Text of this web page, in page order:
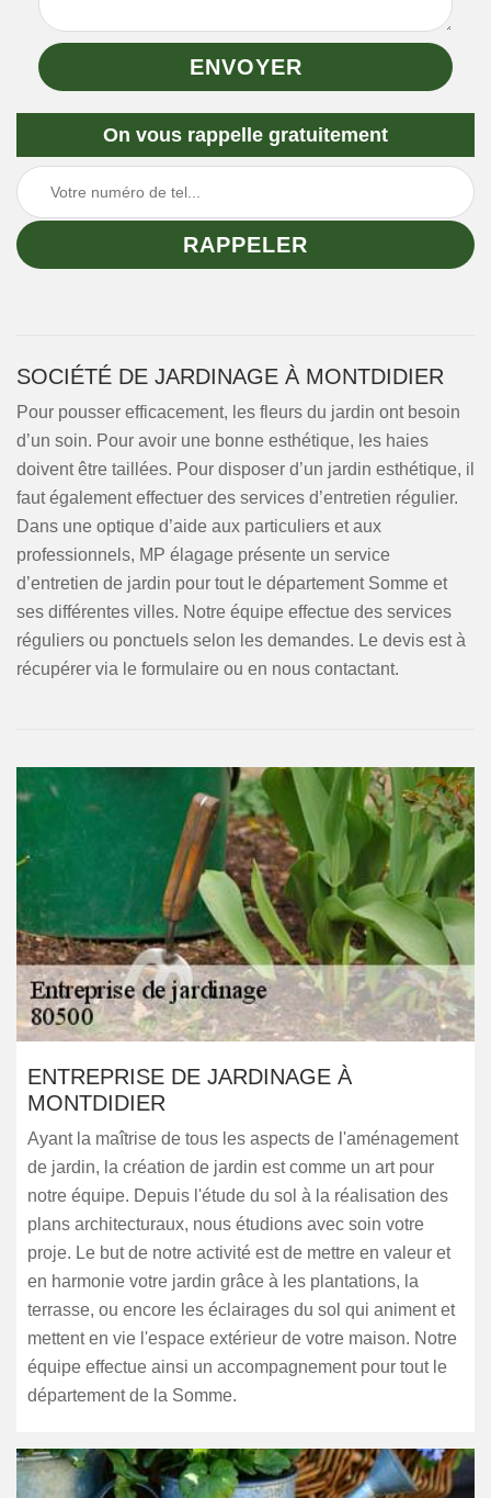
On vous rappelle gratuitement
SOCIÉTÉ DE JARDINAGE À MONTDIDIER
Pour pousser efficacement, les fleurs du jardin ont besoin
d’un soin. Pour avoir une bonne esthétique, les haies
doivent être taillées. Pour disposer d’un jardin esthétique, il
faut également effectuer des services d’entretien régulier.
Dans une optique d’aide aux particuliers et aux
professionnels, MP élagage présente un service
d’entretien de jardin pour tout le département Somme et
ses différentes villes. Notre équipe effectue des services
réguliers ou ponctuels selon les demandes. Le devis est à
récupérer via le formulaire ou en nous contactant.
ENTREPRISE DE JARDINAGE À
MONTDIDIER
Ayant la maîtrise de tous les aspects de l'aménagement
de jardin, la création de jardin est comme un art pour
notre équipe. Depuis l'étude du sol à la réalisation des
plans architecturaux, nous étudions avec soin votre
proje. Le but de notre activité est de mettre en valeur et
en harmonie votre jardin grâce à les plantations, la
terrasse, ou encore les éclairages du sol qui animent et
mettent en vie l'espace extérieur de votre maison. Notre
équipe effectue ainsi un accompagnement pour tout le
département de la Somme.